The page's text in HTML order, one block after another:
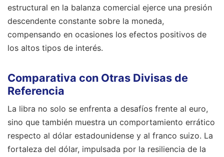
estructural en la balanza comercial ejerce una presión
descendente constante sobre la moneda,
compensando en ocasiones los efectos positivos de
los altos tipos de interés.
Comparativa con Otras Divisas de
Referencia
La libra no solo se enfrenta a desafíos frente al euro,
sino que también muestra un comportamiento errático
respecto al dólar estadounidense y al franco suizo. La
fortaleza del dólar, impulsada por la resiliencia de la